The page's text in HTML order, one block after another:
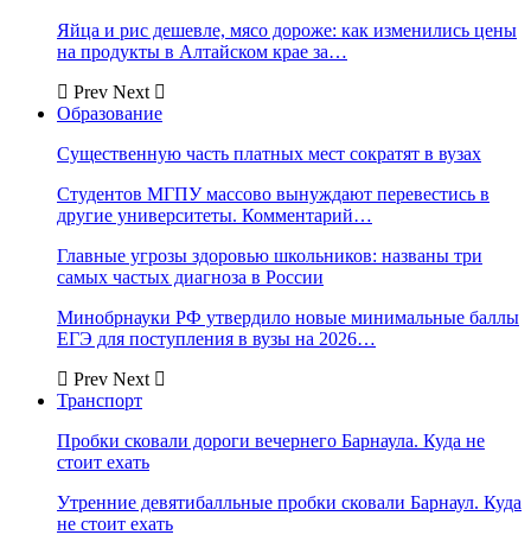
Яйца и рис дешевле, мясо дороже: как изменились цены
на продукты в Алтайском крае за…
Prev Next
Образование
Существенную часть платных мест сократят в вузах
Студентов МГПУ массово вынуждают перевестись в
другие университеты. Комментарий…
Главные угрозы здоровью школьников: названы три
самых частых диагноза в России
Минобрнауки РФ утвердило новые минимальные баллы
ЕГЭ для поступления в вузы на 2026…
Prev Next
Транспорт
Пробки сковали дороги вечернего Барнаула. Куда не
стоит ехать
Утренние девятибалльные пробки сковали Барнаул. Куда
не стоит ехать